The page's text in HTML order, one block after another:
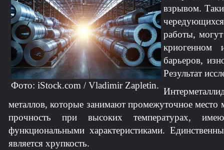
Фото: iStock.com / Vladimir Zapletin.
взрывом.
работы, могут
криогенном
барьеров,
Результат
металлов, которые занимают промежуточное
прочность при высоких температурах,
функциональными характеристиками.
является хрупкость.